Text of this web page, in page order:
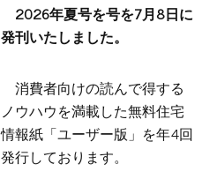
2026年夏号を号を7月8日に
発刊いたしました。
消費者向けの読んで得する
ノウハウを満載した無料住宅
情報紙「ユーザー版」を年4回
発行しております。